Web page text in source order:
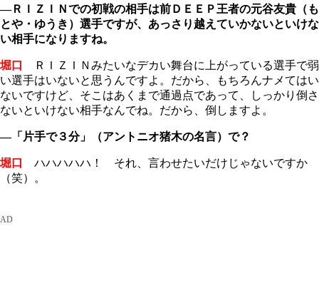
―ＲＩＺＩＮでの初戦の相手は前ＤＥＥＰ王者の元谷友貴（も
とや・ゆうき）選手ですが、あっさり越えていかないといけな
い相手になりますね。
堀口
ＲＩＺＩＮみたいなデカい舞台に上がっている選手で弱
い選手はいないと思うんですよ。だから、もちろんナメてはい
ないですけど、そこはあくまで通過点であって、しっかり倒さ
ないといけない相手なんでね。だから、倒しますよ。
―「片手で３分」（アントニオ猪木の名言）で？
堀口
ハハハハハ！ それ、言わせたいだけじゃないですか
（笑）。